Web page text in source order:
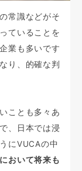
常識などがそ
ていることを
業も多いです
り、的確な判
ことも多々あ
、日本では浸
にVUCAの中
おいて将来も